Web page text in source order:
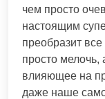
чем просто
настоящим
преобразит
просто мелочь,
влияющее на
даже наше